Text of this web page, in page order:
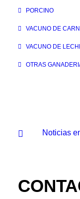
PORCINO
VACUNO DE
VACUNO DE
OTRAS
Noticias